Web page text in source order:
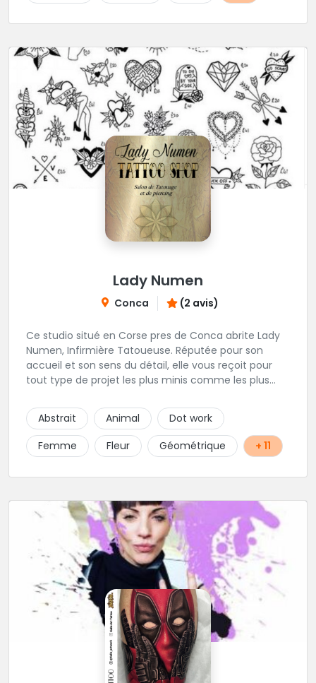
Lady Numen
Conca (2 avis)
Ce studio situé en Corse pres de Conca abrite Lady
Numen, Infirmière Tatoueuse. Réputée pour son
accueil et son sens du détail, elle vous reçoit pour
tout type de projet les plus minis comme les plus
Abstrait
Animal
Dot work
Femme
Fleur Géométrique + 11